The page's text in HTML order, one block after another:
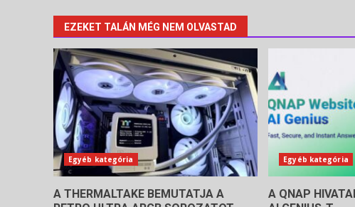
EZEKET TALÁN MÉG NEM OLVASTAD
Egyéb kategória
A THERMALTAKE BEMUTATJA A
Egyéb kategória
A QNAP